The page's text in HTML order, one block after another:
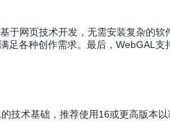
于网页技术开发，无需安装复杂的软
各种创作需求。最后，WebGAL支
技术基础，推荐使用16或更高版本